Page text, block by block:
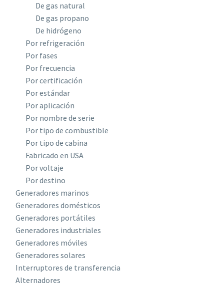
De gas natural
De gas propano
De hidrógeno
Por refrigeración
Por fases
Por frecuencia
Por certificación
Por estándar
Por aplicación
Por nombre de serie
Por tipo de combustible
Por tipo de cabina
Fabricado en USA
Por voltaje
Por destino
Generadores marinos
Generadores domésticos
Generadores portátiles
Generadores industriales
Generadores móviles
Generadores solares
Interruptores de transferencia
Alternadores